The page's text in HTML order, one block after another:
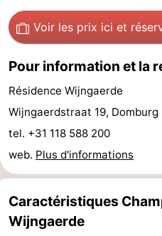
et
faire
Lieux
d'intérêt
-
Musées
-
Monuments
Moulins
-
Points
Attractions
Voir les prix ici et
Pour information et la
Résidence Wijngaerde
Wijngaerdstraat 19, Domburg
tel. +31 118 588 200
web. Plus d'informations
Caractéristiques
Wijngaerde